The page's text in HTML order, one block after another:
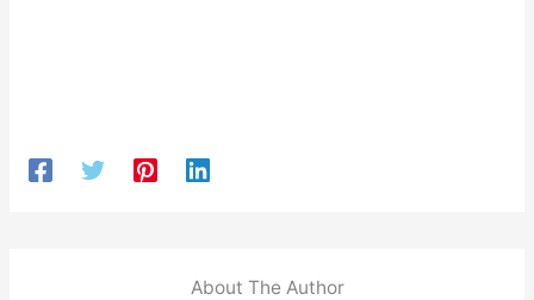
About The Author